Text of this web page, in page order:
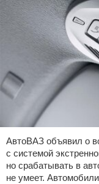
АвтоВАЗ объявил о
с системой
но срабатывать в
не умеет.